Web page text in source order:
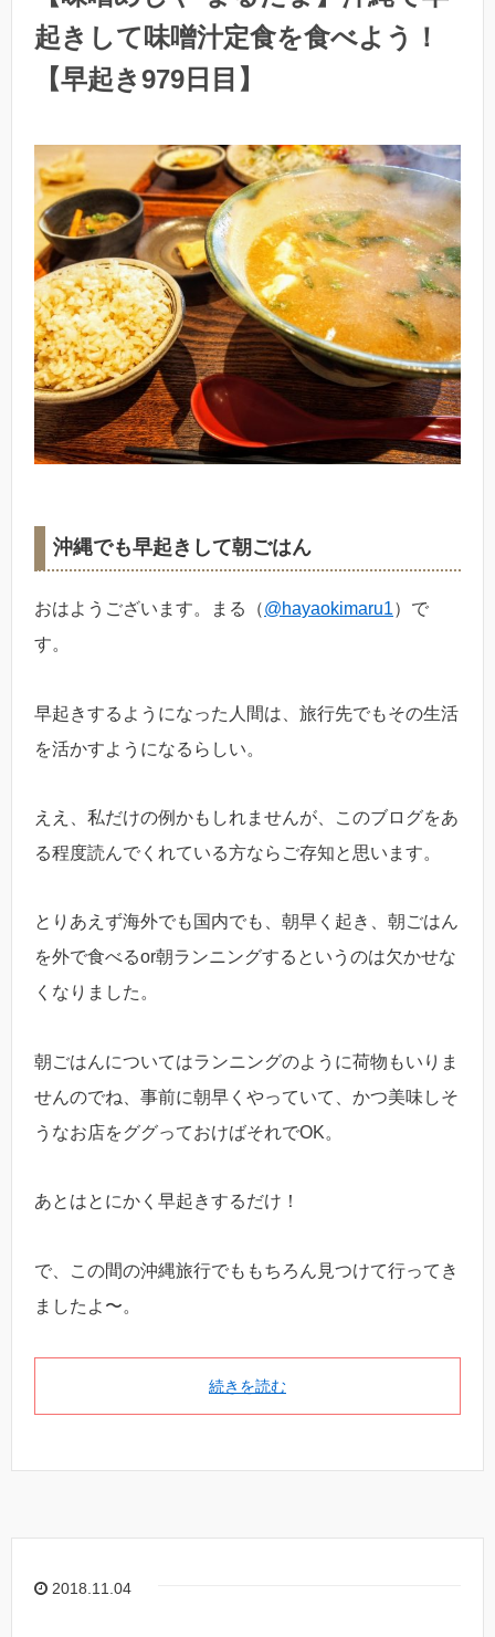
起きして味噌汁定食を食べよう！
【早起き979日目】
沖縄でも早起きして朝ごはん
おはようございます。まる（@hayaokimaru1）で
す。
早起きするようになった人間は、旅行先でもその生活
を活かすようになるらしい。
ええ、私だけの例かもしれませんが、このブログをあ
る程度読んでくれている方ならご存知と思います。
とりあえず海外でも国内でも、朝早く起き、朝ごはん
を外で食べるor朝ランニングするというのは欠かせな
くなりました。
朝ごはんについてはランニングのように荷物もいりま
せんのでね、事前に朝早くやっていて、かつ美味しそ
うなお店をググっておけばそれでOK。
あとはとにかく早起きするだけ！
で、この間の沖縄旅行でももちろん見つけて行ってき
ましたよ〜。
続きを読む
2018.11.04